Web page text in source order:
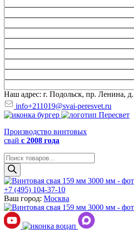
Наш адрес: г. Подольск, пр. Ленина,
info+211019@svai-peresvet.ru
Производство винтовых
свай с 2008 года
Поиск
товаров
+7 (495) 104-37-10
Ваш город: Москва